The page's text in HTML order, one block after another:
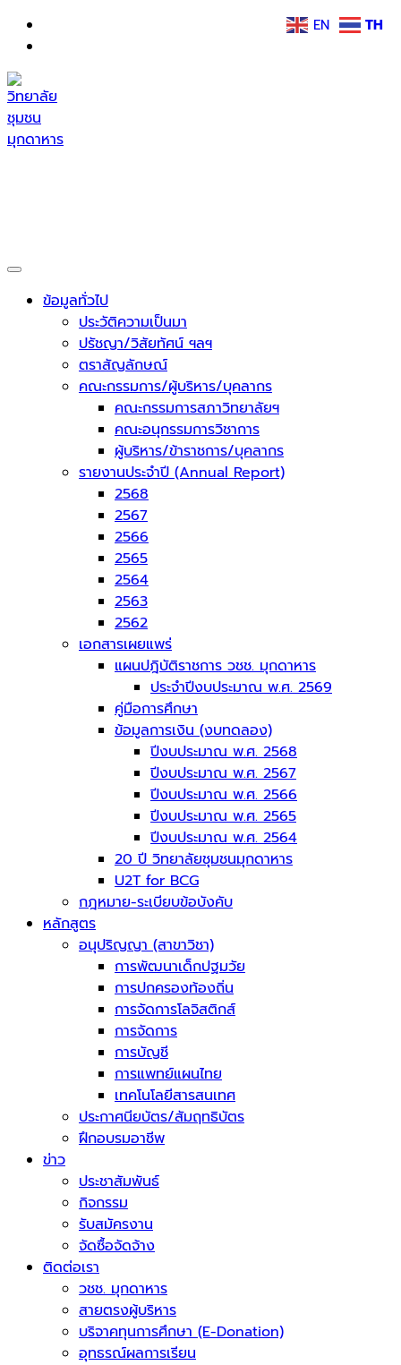
Skip
content
ข้อมูลทั่วไป
ประวัติความเป็นมา
ปรัชญา/วิสัยทัศน์ ฯลฯ
ตราสัญลักษณ์
คณะกรรมการ/ผู้บริหาร/บุคลากร
คณะกรรมการสภาวิทยาลัยฯ
คณะอนุกรรมการวิชาการ
ผู้บริหาร/ข้าราชการ/บุคลากร
รายงานประจำปี (Annual Report)
2568
2567
2566
2565
2564
2563
2562
เอกสารเผยแพร่
แผนปฎิบัติราชการ วชช. มุกดาหาร
ประจำปีงบประมาณ พ.ศ. 2569
คู่มือการศึกษา
ข้อมูลการเงิน (งบทดลอง)
ปีงบประมาณ พ.ศ. 2568
ปีงบประมาณ พ.ศ. 2567
ปีงบประมาณ พ.ศ. 2566
ปีงบประมาณ พ.ศ. 2565
ปีงบประมาณ พ.ศ. 2564
20 ปี วิทยาลัยชุมชนมุกดาหาร
U2T for BCG
กฎหมาย-ระเบียบข้อบังคับ
หลักสูตร
อนุปริญญา (สาขาวิชา)
การพัฒนาเด็กปฐมวัย
การปกครองท้องถิ่น
การจัดการโลจิสติกส์
การจัดการ
การบัญชี
การแพทย์แผนไทย
เทคโนโลยีสารสนเทศ
ประกาศนียบัตร/สัมฤทธิบัตร
ฝึกอบรมอาชีพ
ข่าว
ประชาสัมพันธ์
กิจกรรม
รับสมัครงาน
จัดซื้อจัดจ้าง
ติดต่อเรา
วชช. มุกดาหาร
สายตรงผู้บริหาร
บริจาคทุนการศึกษา (E-Donation)
อุทธรณ์ผลการเรียน
EN TH